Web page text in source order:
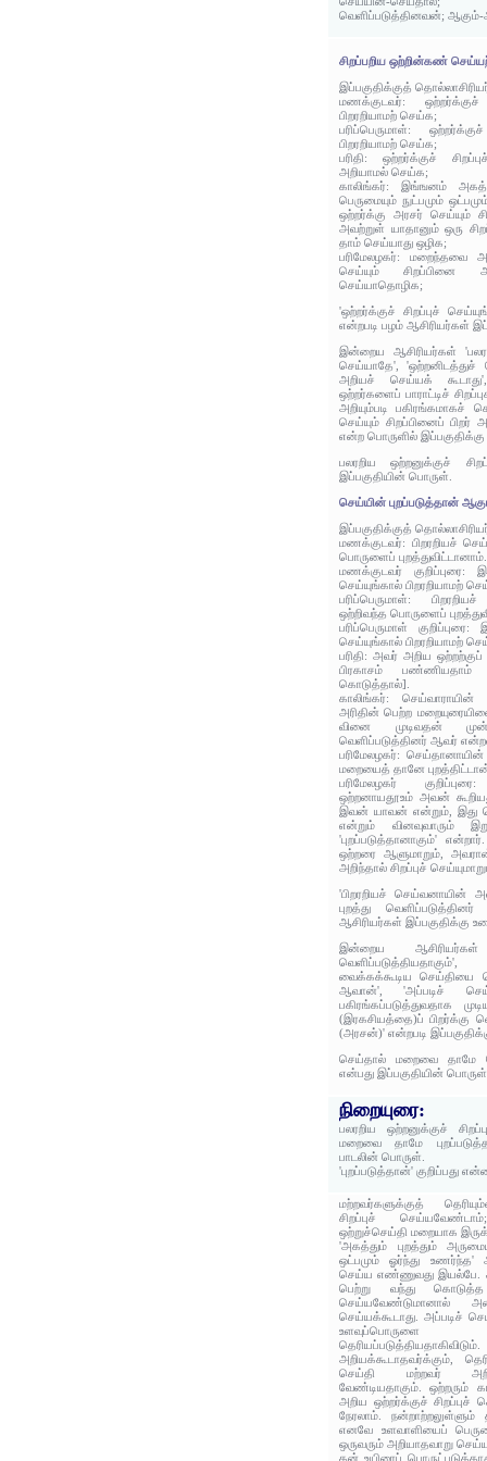
வெளிப்படுத்தினவன்;
சிறப்பறிய ஒற்றின்கண்
இப்பகுதிக்குத்
மணக்குடவர்: ஒற்றர்க்குச்
பிறரறியாமற் செய்க;
பரிப்பெருமாள்:
பிறரறியாமற் செய்க;
பரிதி: ஒற்றர்க்குச்
அறியாமல் செய்க;
காலிங்கர்: இங்ஙனம்
பெருமையும் நுட்பமும்
ஒற்றர்க்கு அரசர் செய்யும்
அவற்றுள் யாதானும் ஒரு
தாம் செய்யாது ஒழிக;
பரிமேலழகர்: மறைந்தவை
செய்யும் சிறப்பினை
செய்யாதொழிக;
'ஒற்றர்க்குச் சிறப்புச்
என்றபடி பழம் ஆசிரியர்கள்
இன்றைய ஆசிரியர்கள்
செய்யாதே', 'ஒற்றனிடத்துச்
அறியச் செய்யக்
ஒற்றர்களைப் பாராட்டிச்
அறியும்படி பகிரங்கமாகச்
செய்யும் சிறப்பினைப் பிறர்
என்ற பொருளில்
பலரறிய ஒற்றனுக்குச்
இப்பகுதியின் பொருள்.
செய்யின் புறப்படுத்தான்
இப்பகுதிக்குத்
மணக்குடவர்: பிறரறியச்
பொருளைப் புறத்துவிட்டானாம்.
மணக்குடவர் குறிப்புரை:
செய்யுங்கால் பிறரறியாமற்
பரிப்பெருமாள்:
ஒற்றிவந்த பொருளைப்
பரிப்பெருமாள் குறிப்புரை:
செய்யுங்கால் பிறரறியாமற்
பரிதி: அவர் அறிய
பிரகாசம் பண்ணியதாம்
கொடுத்தால்].
காலிங்கர்:
அரிதின் பெற்ற
வினை முடிவதன்
வெளிப்படுத்தினர் ஆவர்
பரிமேலழகர்:
மறையைத் தானே
பரிமேலழகர்
ஒற்றனாயதூஉம் அவன்
இவன் யாவன் என்றும், இது
என்றும் வினவுவாரும்
'புறப்படுத்தானாகும்'
ஒற்றரை ஆளுமாறும்,
அறிந்தால் சிறப்புச்
'பிறரறியச் செய்வனாயின்
புறத்து
ஆசிரியர்கள் இப்பகுதிக்கு
இன்றைய
வைக்கக்கூடிய செய்தியை
ஆவான்', 'அப்படிச்
பகிரங்கப்படுத்துவதாக
(இரகசியத்தை)ப் பிறர்க்கு
(அரசன்)' என்றபடி
செய்தால் மறைவை தாமே
என்பது இப்பகுதியின்
நிறையுரை:
பலரறிய ஒற்றனுக்குச்
மறைவை தாமே
பாடலின் பொருள்.
'புறப்படுத்தான்' குறிப்பது
மற்றவர்களுக்குத்
சிறப்புச்
ஒற்றுச்செய்தி மறையாக
'அகத்தும் புறத்தும்
ஒட்பமும் ஓர்ந்து உணர்ந்த'
செய்ய எண்ணுவது இயல்பே.
பெற்று வந்து கொடுத்த
செய்யவேண்டுமானால்
செய்யக்கூடாது. அப்படிச்
உளவுப்பொருளை
அறியக்கூடாதவர்க்கும்,
செய்தி மற்றவர்
வேண்டியதாகும். ஒற்றரும்
அறிய ஒற்றர்க்குச் சிறப்புச்
நேரலாம். நன்றாற்றலுள்ளும்
எனவே உளவாளியைப்
ஒருவரும் அறியாதவாறு
தன் உயிரைப்